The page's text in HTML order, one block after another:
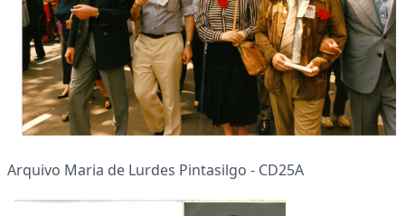
Arquivo Maria de Lurdes Pintasilgo - CD25A